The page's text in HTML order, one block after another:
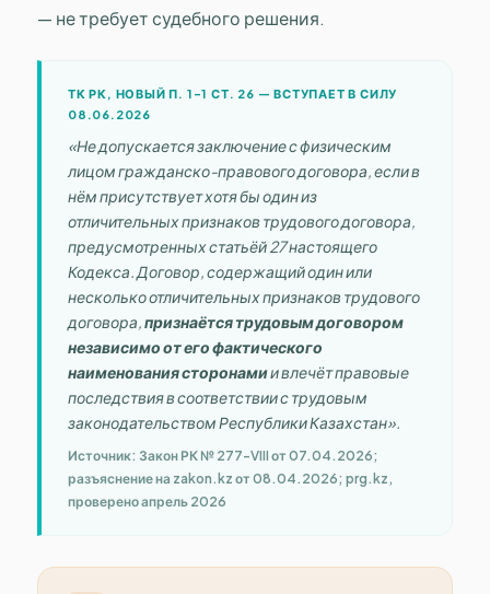
— не требует судебного решения.
ТК РК, НОВЫЙ П. 1-1 СТ. 26 — ВСТУПАЕТ В СИЛУ
08.06.2026
«Не допускается заключение с физическим
лицом гражданско-правового договора, если в
нём присутствует хотя бы один из
отличительных признаков трудового договора,
предусмотренных статьёй 27 настоящего
Кодекса. Договор, содержащий один или
несколько отличительных признаков трудового
договора,признаётся трудовым договором
независимо от его фактического
наименования сторонамии влечёт правовые
последствия в соответствии с трудовым
законодательством Республики Казахстан».
Источник: Закон РК № 277-VIII от 07.04.2026;
разъяснение на zakon.kz от 08.04.2026; prg.kz,
проверено апрель 2026